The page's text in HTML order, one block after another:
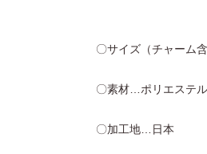
〇サイズ（チャーム
〇素材…ポリエステ
〇加工地…日本